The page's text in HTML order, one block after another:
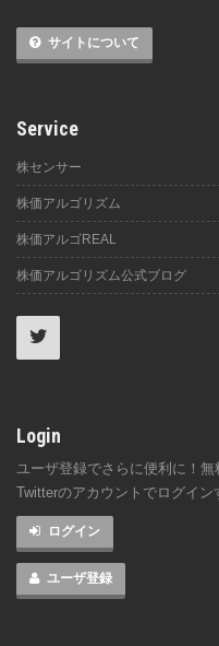
サイトについて
Service
株センサー
株価アルゴリズム
株価アルゴREAL
株価アルゴリズム公式ブログ
Login
ユーザ登録でさらに便利に！
Twitterのアカウントでログイン
ログイン
ユーザ登録